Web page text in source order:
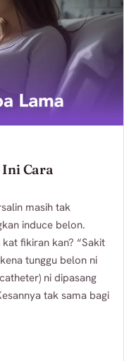
Ini Cara
masih tak
induce belon.
fikiran kan? “Sakit
tunggu belon ni
ni dipasang
tak sama bagi